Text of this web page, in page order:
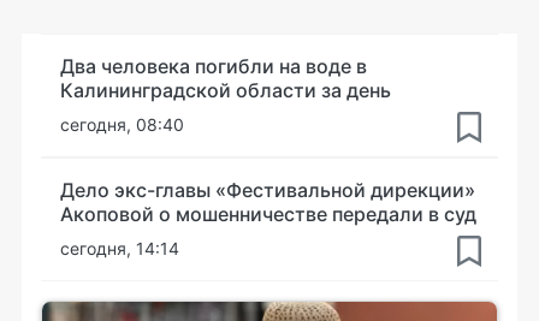
Два человека погибли на воде в
Калининградской области за день
сегодня, 08:40
Дело экс-главы «Фестивальной дирекции»
Акоповой о мошенничестве передали в суд
сегодня, 14:14